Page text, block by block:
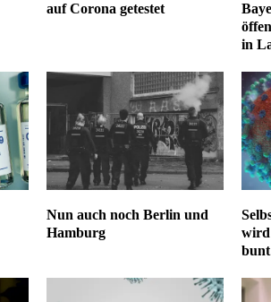
auf Corona getestet
in
Nun auch noch Berlin und
Hamburg
wird